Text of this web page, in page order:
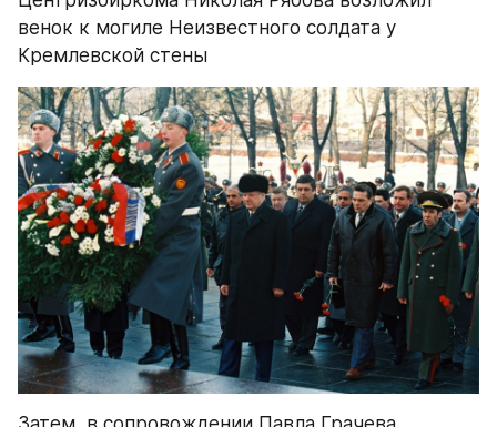
венок к могиле Неизвестного солдата у
Кремлевской стены